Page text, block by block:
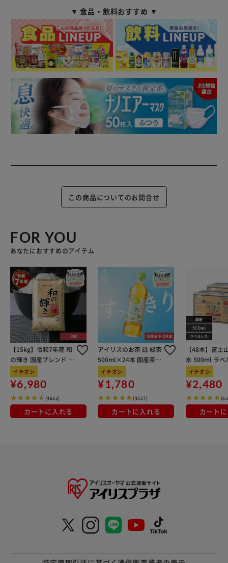
▼ 食品・飲料おすすめ ▼
この商品についてのお問合せ
FOR YOU
あなたにおすすめのアイテム
【15kg】令和7年産 和
の輝き 国産ブレンド 5
kg×3袋
イチオシ
¥6,980
(4682)
カートに入れる
アイリスのお茶 綠 緑茶
500ml×24本 国産茶葉
100％使用
イチオシ
¥1,780
(4327)
カートに入れる
【48本】富士
水 500ml ラベ
イチオシ
¥2,480
カート